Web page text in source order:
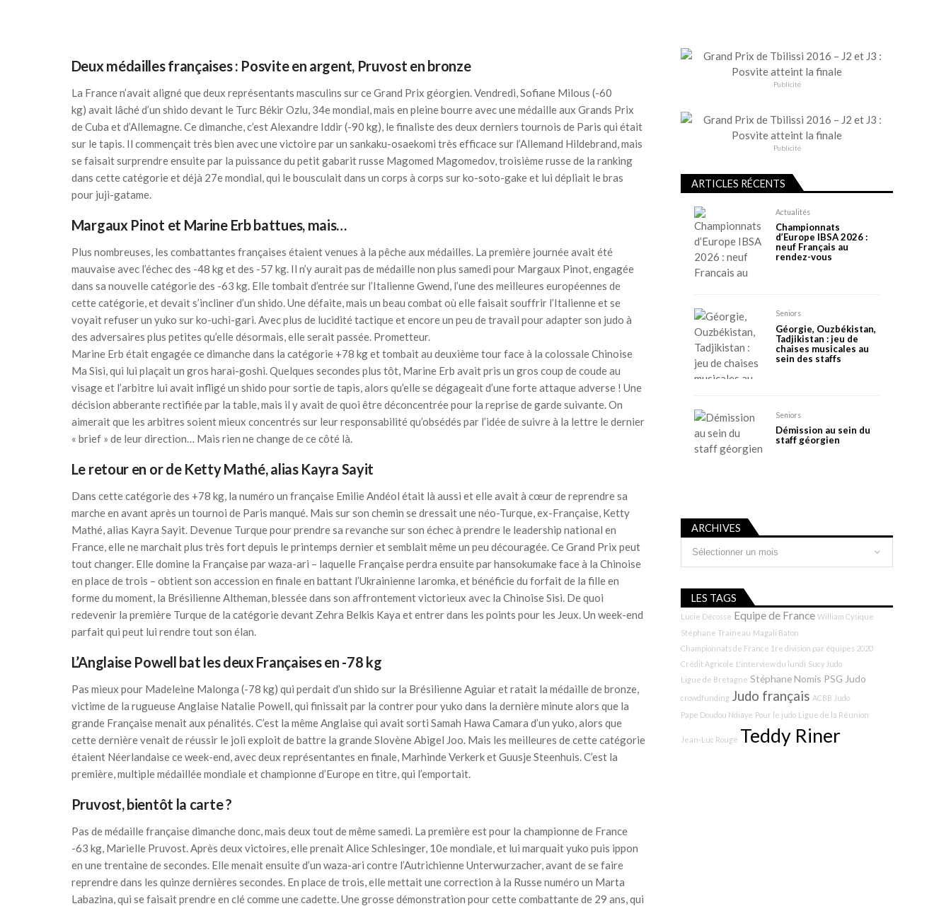
Deux médailles françaises : Posvite en argent, Pruvost en bronze
La France n’avait aligné que deux représentants masculins sur ce Grand Prix géorgien. Vendredi, Sofiane Milous (-60
kg) avait lâché d’un shido devant le Turc Békir Ozlu, 34e mondial, mais en pleine bourre avec une médaille aux Grands Prix
de Cuba et d’Allemagne. Ce dimanche, c’est Alexandre Iddir (-90 kg), le finaliste des deux derniers tournois de Paris qui était
sur le tapis. Il commençait très bien avec une victoire par un sankaku-osaekomi très efficace sur l’Allemand Hildebrand, mais
se faisait surprendre ensuite par la puissance du petit gabarit russe Magomed Magomedov, troisième russe de la ranking
dans cette catégorie et déjà 27e mondial, qui le bousculait dans un corps à corps sur ko-soto-gake et lui dépliait le bras
pour juji-gatame.
Margaux Pinot et Marine Erb battues, mais…
Plus nombreuses, les combattantes françaises étaient venues à la pêche aux médailles. La première journée avait été
mauvaise avec l’échec des -48 kg et des -57 kg. Il n’y aurait pas de médaille non plus samedi pour Margaux Pinot, engagée
dans sa nouvelle catégorie des -63 kg. Elle tombait d’entrée sur l’Italienne Gwend, l’une des meilleures européennes de
cette catégorie, et devait s’incliner d’un shido. Une défaite, mais un beau combat où elle faisait souffrir l’Italienne et se
voyait refuser un yuko sur ko-uchi-gari. Avec plus de lucidité tactique et encore un peu de travail pour adapter son judo à
des adversaires plus petites qu’elle désormais, elle serait passée. Prometteur.
Marine Erb était engagée ce dimanche dans la catégorie +78 kg et tombait au deuxième tour face à la colossale Chinoise
Ma Sisi, qui lui plaçait un gros harai-goshi. Quelques secondes plus tôt, Marine Erb avait pris un gros coup de coude au
visage et l’arbitre lui avait infligé un shido pour sortie de tapis, alors qu’elle se dégageait d’une forte attaque adverse ! Une
décision abberante rectifiée par la table, mais il y avait de quoi être déconcentrée pour la reprise de garde suivante. On
aimerait que les arbitres soient mieux concentrés sur leur responsabilité qu’obsédés par l’idée de suivre à la lettre le dernier
« brief » de leur direction… Mais rien ne change de ce côté là.
Le retour en or de Ketty Mathé, alias Kayra Sayit
Dans cette catégorie des +78 kg, la numéro un française Emilie Andéol était là aussi et elle avait à cœur de reprendre sa
marche en avant après un tournoi de Paris manqué. Mais sur son chemin se dressait une néo-Turque, ex-Française, Ketty
Mathé, alias Kayra Sayit. Devenue Turque pour prendre sa revanche sur son échec à prendre le leadership national en
France, elle ne marchait plus très fort depuis le printemps dernier et semblait même un peu découragée. Ce Grand Prix peut
tout changer. Elle domine la Française par waza-ari – laquelle Française perdra ensuite par hansokumake face à la Chinoise
en place de trois – obtient son accession en finale en battant l’Ukrainienne Iaromka, et bénéficie du forfait de la fille en
forme du moment, la Brésilienne Altheman, blessée dans son affrontement victorieux avec la Chinoise Sisi. De quoi
redevenir la première Turque de la catégorie devant Zehra Belkis Kaya et entrer dans les points pour les Jeux. Un week-end
parfait qui peut lui rendre tout son élan.
L’Anglaise Powell bat les deux Françaises en -78 kg
Pas mieux pour Madeleine Malonga (-78 kg) qui perdait d’un shido sur la Brésilienne Aguiar et ratait la médaille de bronze,
victime de la rugueuse Anglaise Natalie Powell, qui finissait par la contrer pour yuko dans la dernière minute alors que la
grande Française menait aux pénalités. C’est la même Anglaise qui avait sorti Samah Hawa Camara d’un yuko, alors que
cette dernière venait de réussir le joli exploit de battre la grande Slovène Abigel Joo. Mais les meilleures de cette catégorie
étaient Néerlandaise ce week-end, avec deux représentantes en finale, Marhinde Verkerk et Guusje Steenhuis. C’est la
première, multiple médaillée mondiale et championne d’Europe en titre, qui l’emportait.
Pruvost, bientôt la carte ?
Pas de médaille française dimanche donc, mais deux tout de même samedi. La première est pour la championne de France
-63 kg, Marielle Pruvost. Après deux victoires, elle prenait Alice Schlesinger, 10e mondiale, et lui marquait yuko puis ippon
en une trentaine de secondes. Elle menait ensuite d’un waza-ari contre l’Autrichienne Unterwurzacher, avant de se faire
reprendre dans les quinze dernières secondes. En place de trois, elle mettait une correction à la Russe numéro un Marta
Labazina, qui se faisait prendre en clé comme une cadette. Une grosse démonstration pour cette combattante de 29 ans, qui
Publicité
Publicité
ARTICLES RÉCENTS
Actualités
Championnats
d’Europe IBSA 2026 :
neuf Français au
rendez-vous
Seniors
Géorgie, Ouzbékistan,
Tadjikistan : jeu de
chaises musicales au
sein des staffs
Seniors
Démission au sein du
staff géorgien
ARCHIVES
LES TAGS
Lucie Décosse Equipe de France William Cysique
Stéphane Traineau Magali Baton
Championnats de France 1re division par équipes 2020
Crédit Agricole L'interview du lundi Sucy Judo
Ligue de Bretagne Stéphane Nomis PSG Judo
crowdfunding Judo français ACBB Judo
Pape Doudou Ndiaye Pour le judo Ligue de la Réunion
Jean-Luc Rougé Teddy Riner